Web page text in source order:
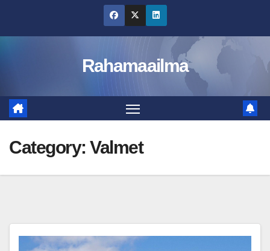
Rahamaailma
Category: Valmet